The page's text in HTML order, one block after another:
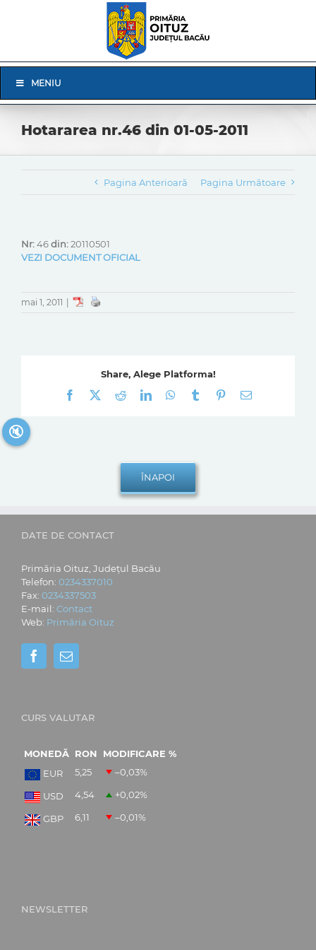
Navigation
MENIU
Hotararea nr.46 din 01-05-2011
Pagina Anterioară Pagina Următoare
Nr:46din:20110501
VEZI DOCUMENT OFICIAL
mai 1, 2011
Share, Alege Platforma!
Facebook
RedditLinkedInWhatsApp
Tumblr Pinterest
E-
DATE DE CONTACT
Primăria Oituz, Județul Bacău
Telefon: 0234337010
Fax: 0234337503
E-mail: Contact
Web: Primăria Oituz
CURS VALUTAR
MONEDĂ RON
MODIFICARE %
EUR
5,25 –0,03%
USD 4,54 +0,02%
GBP 6,11 –0,01%
NEWSLETTER
🔇